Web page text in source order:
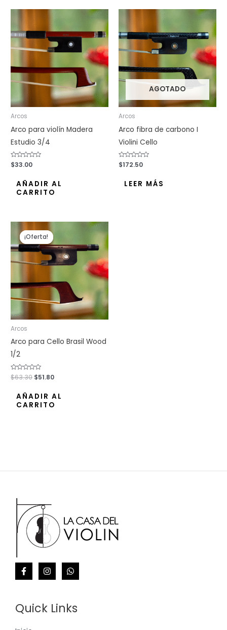
Arcos
Arco para violín Madera
Estudio 3/4
Valorado
con
$33.00
AÑADIR AL
CARRITO
AGOTADO
Arcos
Arco fibra de carbono I
Violini Cello
Valorado
con
$172.50
LEER MÁS
¡Oferta!
¡Oferta!
Arcos
Arco para Cello Brasil Wood
1/2
Valorado
con
$63.30
precio
original
era:
$63.30.
$51.80
precio
actual
es:
$51.80.
AÑADIR AL
CARRITO
Quick Links